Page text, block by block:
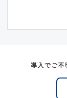
導入でご不